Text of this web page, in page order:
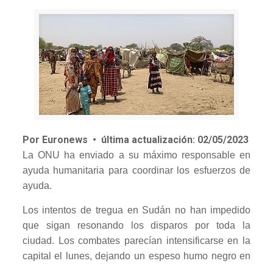
Por Euronews • última actualización: 02/05/2023
La ONU ha enviado a su máximo responsable en
ayuda humanitaria para coordinar los esfuerzos de
ayuda.
Los intentos de tregua en Sudán no han impedido
que sigan resonando los disparos por toda la
ciudad. Los combates parecían intensificarse en la
capital el lunes, dejando un espeso humo negro en